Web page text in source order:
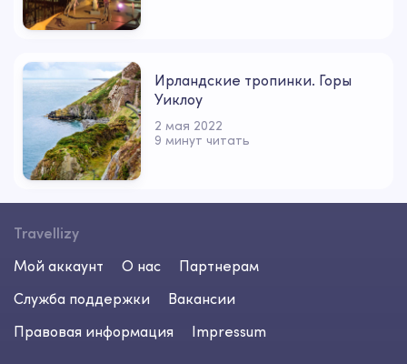
Ирландские тропинки. Горы
Уиклоу
2 мая 2022
9 минут читать
Travellizy
Мой аккаунт
О нас
Партнерам
Служба поддержки
Вакансии
Правовая информация
Impressum